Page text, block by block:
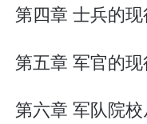
第四章 士兵的
第五章 军官的
第六章 军队院